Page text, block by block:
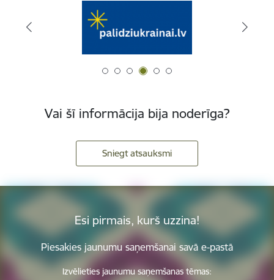
Vai šī informācija bija noderīga?
Sniegt atsauksmi
Esi pirmais, kurš uzzina!
Piesakies jaunumu saņemšanai savā e-pastā
Izvēlieties jaunumu saņemšanas tēmas: